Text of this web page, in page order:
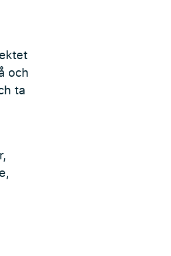
och
ta